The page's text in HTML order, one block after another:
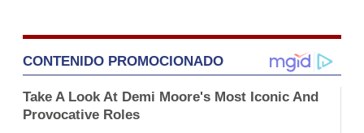
CONTENIDO PROMOCIONADO
Take A Look At Demi Moore's Most Iconic And
Provocative Roles